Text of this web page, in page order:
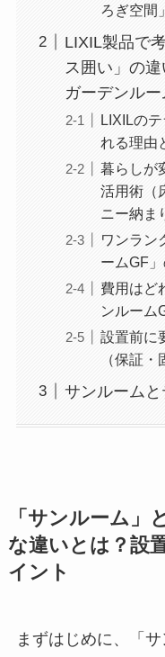
ろぎ空間
LIXIL製品で
ス囲い」の
ガーデンル
LIXILの
れる理由
暮らしが
活用術（
ニー納ま
ワンラン
ームGF
費用はど
ンルーム
設置前に
（保証・
サンルーム
「サンルーム」
な違いとは？設
イント
まずはじめに、「